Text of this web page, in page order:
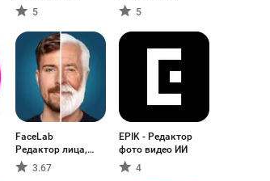
Vault5
5
FaceLab
Pедактор лица,
фильтры
3.67
EPIK - Редактор
фото видео ИИ
4